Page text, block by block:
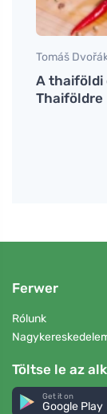
Tomáš
A thaiföldi
Thaiföldre
Ferwer
Rólunk
Töltse le az
Get it on
Google Play